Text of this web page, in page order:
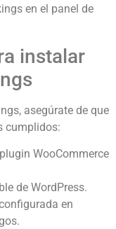
en el panel de
instalar
asegúrate de que
cumplidos:
WooCommerce
de WordPress.
en